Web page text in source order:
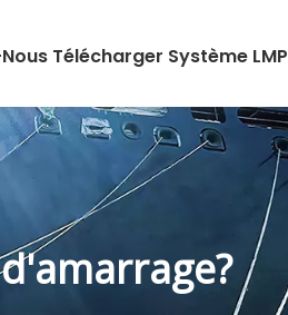
Télécharger Système LMP